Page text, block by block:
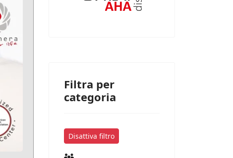
Filtra per
categoria
Disattiva filtro